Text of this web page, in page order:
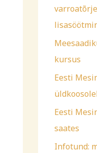
kursus
Eesti
Eesti
saates
Infotund: